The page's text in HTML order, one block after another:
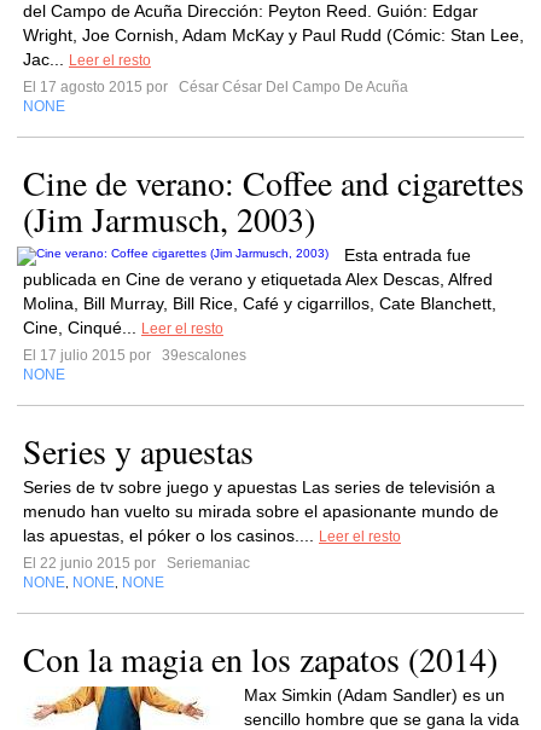
del Campo de Acuña Dirección: Peyton Reed. Guión: Edgar
Wright, Joe Cornish, Adam McKay y Paul Rudd (Cómic: Stan Lee,
Jac...
Leer el resto
El 17 agosto 2015 por
César César Del Campo De Acuña
NONE
Cine de verano: Coffee and cigarettes
(Jim Jarmusch, 2003)
Esta entrada fue
publicada en Cine de verano y etiquetada Alex Descas, Alfred
Molina, Bill Murray, Bill Rice, Café y cigarrillos, Cate Blanchett,
Cine, Cinqué...
Leer el resto
El 17 julio 2015 por
39escalones
NONE
Series y apuestas
Series de tv sobre juego y apuestas Las series de televisión a
menudo han vuelto su mirada sobre el apasionante mundo de
las apuestas, el póker o los casinos....
Leer el resto
El 22 junio 2015 por
Seriemaniac
NONE NONE NONE
Con la magia en los zapatos (2014)
Max Simkin (Adam Sandler) es un
sencillo hombre que se gana la vida